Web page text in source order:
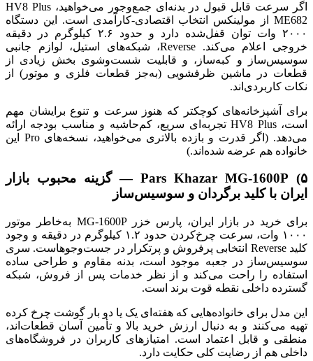
اگر سرعت قابل قبول در بدنه‌ای جمع‌وجور می‌خواهید، HV8 Plus
ME682 از مولینکس انتخاب اقتصادی-کارآمدی است. این دستگاه
۲۰۰۰ وات توان قفل‌شده دارد و حدود ۲.۶ کیلوگرم در دقیقه
خروجی اعلام می‌کند. Reverse، شبکه‌های استیل، لوازم جانبی
سوسیس‌ساز و کبه‌ساز، و قابلیت شست‌وشوی بخش زیادی از
قطعات در ماشین ظرفشویی (به‌جز قطعات فلزی و موتور) از
نکات کاربردی‌اند.
برای آشپزخانه‌های کوچکتر که هنوز سرعت و تنوع برایشان مهم
است، HV8 Plus تجربه‌ای سریع، کم‌حاشیه و مناسب بودجه ارائه
می‌دهد. (اگر قدرت و بازده بالاتری می‌خواهید، نسخه‌های Pro این
خانواده هم عرضه شده‌اند.)
۵) Pars Khazar MG-1600P — گزینه محبوب بازار
ایران با کلید برگردان و سوسیس‌ساز
برای خرید در بازار ایران، پارس خزر MG-1600P به‌خاطر موتور
۱۰۰۰ وات، سرعت چرخ‌کردن حدود ۱.۲ کیلوگرم در دقیقه و وجود
کلید Reverse انتخابی پرفروش و پرتکرار در جست‌وجوهاست. سری
سوسیس‌ساز در جعبه موجود است، بدنه مقاوم و طراحی ساده
استفاده را راحت می‌کند و از نظر خدمات پس از فروش، شبکه
گسترده داخلی نقطه قوت برند است.
این مدل برای خانواده‌هایی که هفته‌ای یک یا دو بار گوشت چرخ کرده
تهیه می‌کنند و به دنبال ارزش خرید بالا و تأمین آسان قطعات‌اند،
منطقی و قابل اعتماد است. امتیازهای کاربران در فروشگاه‌های
داخلی هم از رضایت کلی حکایت دارد.